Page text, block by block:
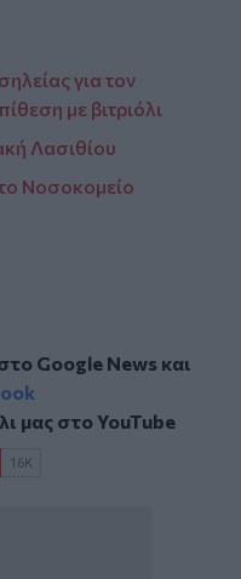
για τον
με βιτριόλι
Λασιθίου
Νοσοκομείο
Google Newsκαι
μας στοYouTube